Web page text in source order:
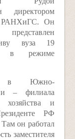
директором
Он
вуза 19
в режиме
в Южно-
– филиала
хозяйства и
РФ
он работал
заместителя